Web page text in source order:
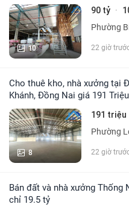
10
90 tỷ ·
Phường
22 giờ
Cho thuê kho, nhà xưởng tại Đường Lê A, Xã Suối Tre, Tp Long
Khánh, Đồng Nai giá 191 Triệu
8
191 triệu
Phường
22 giờ
Bán đất và nhà xưởng Thống Nhất Đồng Nai DT 3050m2 giá
chỉ 19.5 tỷ